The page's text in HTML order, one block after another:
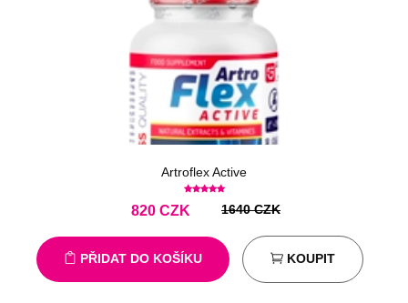
Artroflex Active
CZK
820 1640 CZK
PŘIDAT DO KOŠÍKU KOUPIT